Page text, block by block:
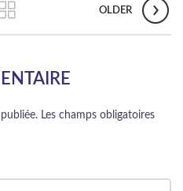
OLDER
Les champs obligatoires